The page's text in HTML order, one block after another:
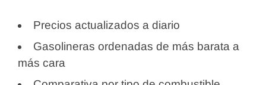
Precios actualizados a diario
Gasolineras ordenadas de más barata a
más cara